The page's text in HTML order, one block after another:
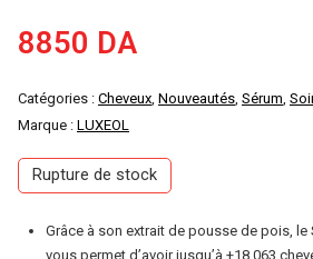
8850 DA
Catégories : Cheveux, Nouveautés, Sérum,
Marque : LUXEOL
Rupture de stock
Grâce à son extrait de pousse de pois, le
vous permet d’avoir jusqu’à +18 063